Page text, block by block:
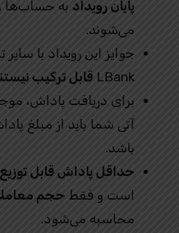
پایان رویداد به حساب‌ها
می‌شوند.
جوایز این رویداد با سایر
LBank قابل ترکیب
برای دریافت پاداش،
آتی شما باید از مبلغ
باشد.
حداقل پاداش قابل توزیع 1 USDT
است و فقط حجم
محاسبه می‌شود.